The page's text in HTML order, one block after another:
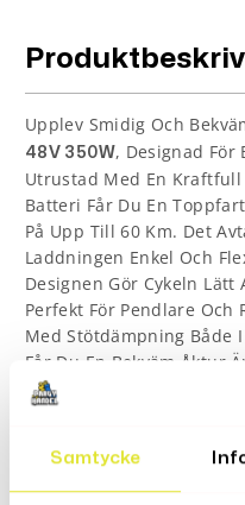
Samtycke
Upplev Smidig Och
48V 350W, Designad För
Utrustad Med En Kraftfull
Batteri Får Du En
På Upp Till 60 Km. Det
Laddningen Enkel Och
Designen Gör Cykeln
Perfekt För Pendlare Och
Med Stötdämpning Både
Får Du En Bekväm Åktur
Cykeln Har Skivbromsar
Inbromsning, Och De
Samt En Smart
Och Praktisk För Dagligt